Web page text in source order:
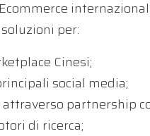
per:
Cinesi;
social media;
partnership
di ricerca;